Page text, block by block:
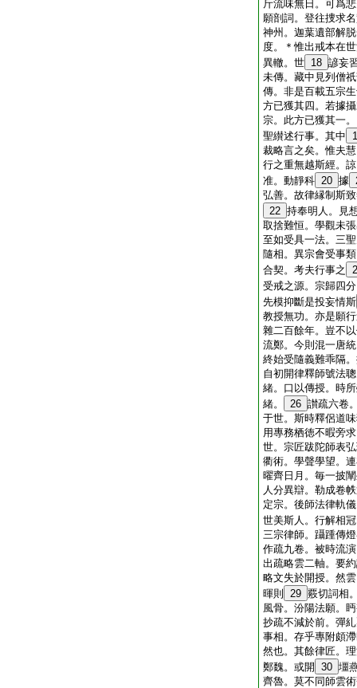
斤流味無日。可爲
願剖詞。登往捜求
神州。迦葉遺部解
度。＊惟出戒本在
異轍。世 18 諺妄
未傳。藏中見列僧
傳。非是百載五宗
方已獲其四。若據
宗。此方已獲其一
聖纉述行事。其中
裁略言之矣。惟夫
行之重無越斯經。
准。動靜科 20 據
弘善。故律縁制斯
22 持奉明人。見
取捨難恒。學觀未
至如受具一法。三
隨相。異宗會受事
合契。考夫行事之
受戒之源。宗歸四
先模抑斷是投妄情斯
教授無功。亦是願
雜二百餘年。豈不
流鄭。今則混一唐
終始受隨義難乖隔
自初開律釋師號法
緒。口以傳授。時
緒。
26 讃疏六卷
于世。斯時釋侶道
用專務栖徳不暇旁
世。宗匠跋陀師表
衢術。學聲學望。
曜齊日月。毎一披
人分異辯。勒成卷
定宗。後師法律軌
世美斯人。行解相
三宗律師。躡踵傳
作疏九卷。被時流
出疏略雲二軸。要
略文失於開授。然
暉則
29 覈切詞相
風骨。汾陽法願。
抄疏不減於前。彈
事相。存乎專附頗
然也。其餘律匠。
鄭魏。或開
30 壃
齊魯。莫不同師雲